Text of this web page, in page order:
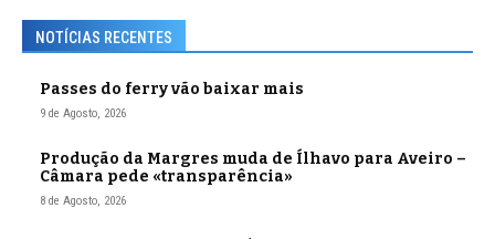
NOTÍCIAS RECENTES
Passes do ferry vão baixar mais
9 de Agosto, 2026
Produção da Margres muda de Ílhavo para Aveiro –
Câmara pede «transparência»
8 de Agosto, 2026